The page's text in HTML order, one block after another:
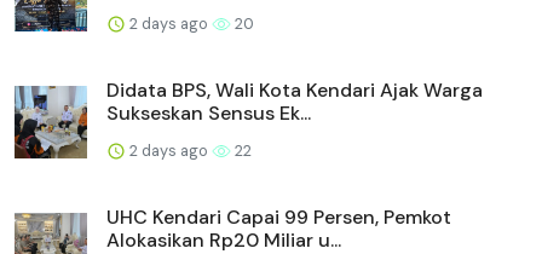
2 days ago 20
Didata BPS, Wali Kota Kendari Ajak Warga
Sukseskan Sensus Ek...
2 days ago 22
UHC Kendari Capai 99 Persen, Pemkot
Alokasikan Rp20 Miliar u...